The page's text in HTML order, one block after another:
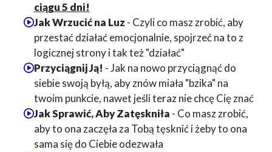
ciągu 5 dni!
Jak Wrzucić na Luz - Czyli co masz zrobić, aby
przestać działać emocjonalnie, spojrzeć na to z
logicznej strony i tak też "działać"
Przyciągnij Ją! - Jak na nowo przyciągnąć do
siebie swoją byłą, aby znów miała "bzika" na
twoim punkcie, nawet jeśli teraz nie chcę Cię znać
Jak Sprawić, Aby Zatęskniła - Co masz zrobić,
aby to ona zaczęła za Tobą tęsknić i żeby to ona
sama się do Ciebie odezwała